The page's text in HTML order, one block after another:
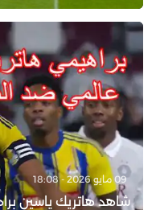
09 مايو 2026 - 18:08
شاهد هاتريك ياسين